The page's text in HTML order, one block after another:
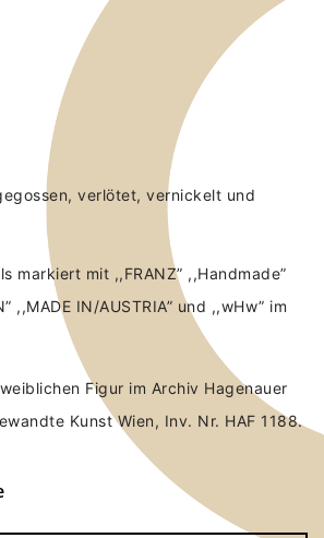
verlötet, vernickelt und
markiert mit ,,FRANZ” ,,Handmade”
,,MADE IN/AUSTRIA” und ,,wHw” im
Figur im Archiv Hagenauer
Kunst Wien, Inv. Nr. HAF 1188.